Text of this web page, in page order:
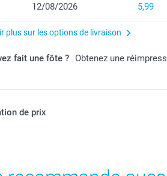
12/08/2026 5,99
plus sur les options de livraison
fait une fôte ? Obtenez une
de prix